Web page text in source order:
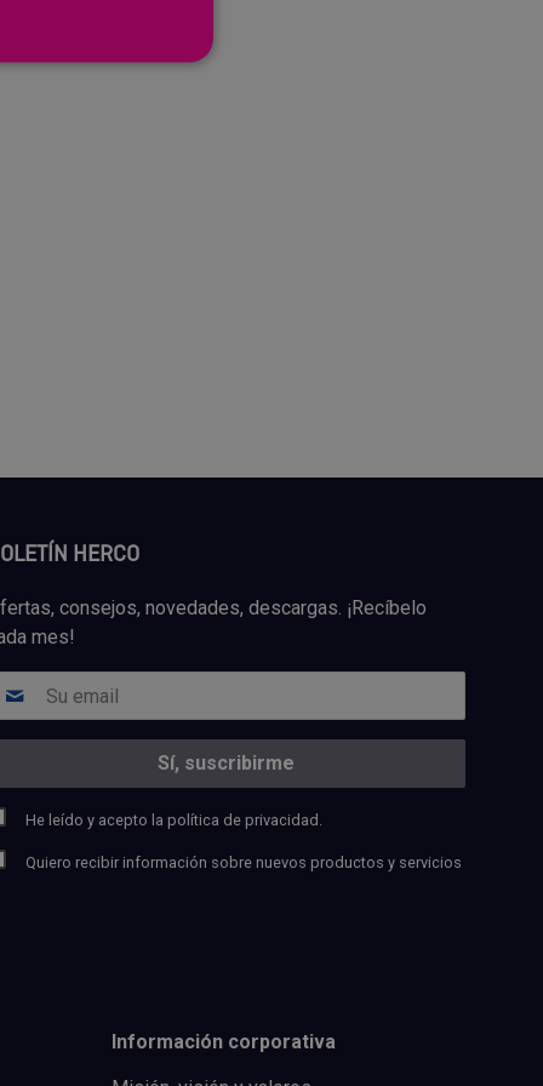
HERCO
consejos, novedades, descargas. ¡Recíbelo
mes!
He leído y acepto la política de privacidad.
Quiero recibir información sobre nuevos productos y servicios
Información corporativa